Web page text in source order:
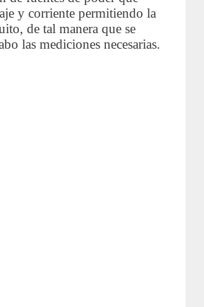
y corriente permitiendo la
de tal manera que se
las mediciones necesarias.